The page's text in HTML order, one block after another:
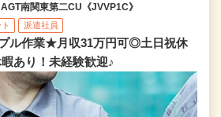
南関東第二CU《JVVP1C》
派遣社員
ル作業★月収31万円可◎土日祝休
あり！未経験歓迎♪